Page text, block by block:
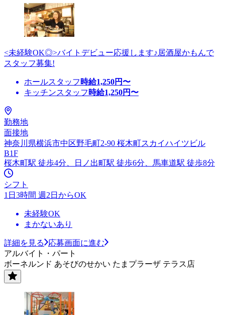
<未経験OK◎>バイトデビュー応援します♪居酒屋かもんで
スタッフ募集!
ホールスタッフ 時給1,250円〜
キッチンスタッフ 時給1,250円〜
勤務地
面接地
神奈川県横浜市中区野毛町2-90 桜木町スカイハイツビル
B1F
桜木町駅 徒歩4分、日ノ出町駅 徒歩6分、馬車道駅 徒歩8分
シフト
1日3時間 週2日からOK
未経験OK
まかないあり
詳細を見る
応募画面に進む
アルバイト・パート
ボーネルンド あそびのせかい たまプラーザ テラス店